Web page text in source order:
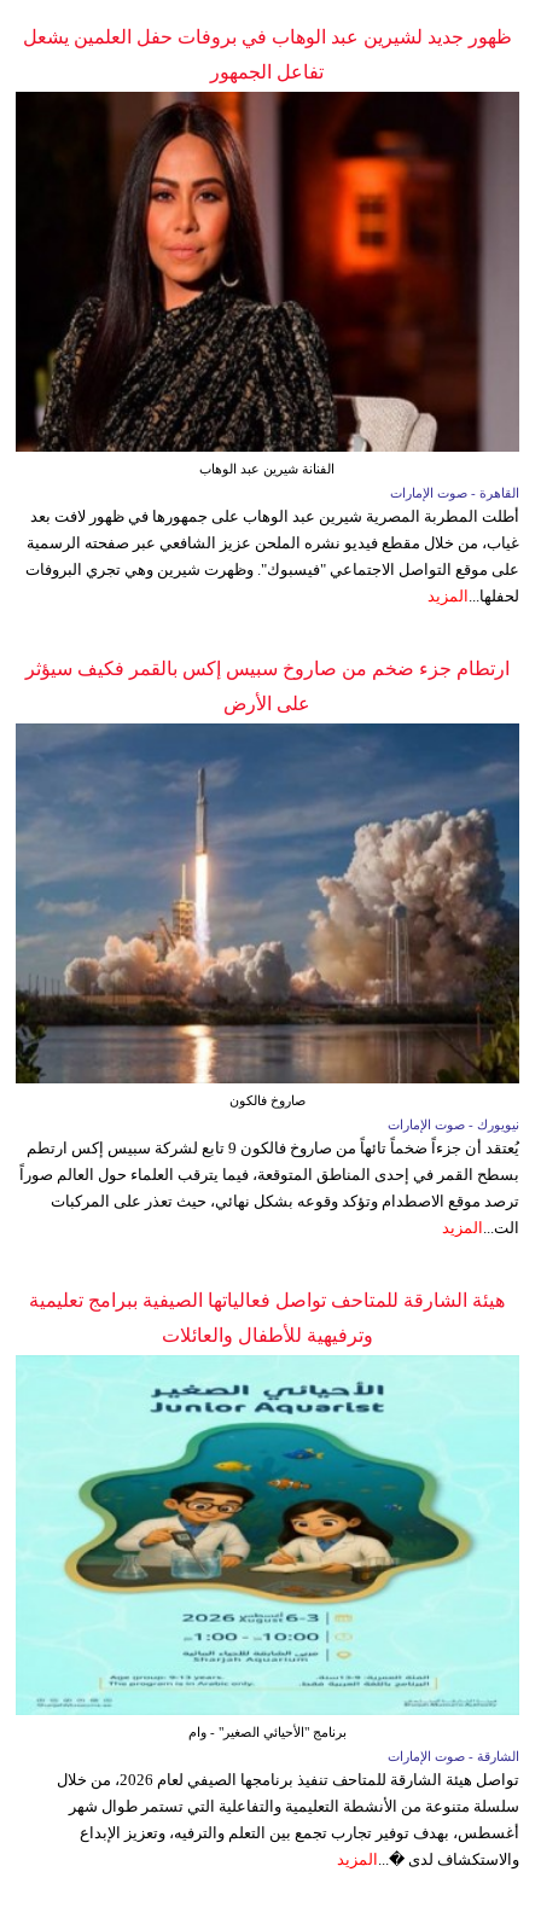
ظهور جديد لشيرين عبد الوهاب في بروفات حفل العلمين يشعل
تفاعل الجمهور
الفنانة شيرين عبد الوهاب
القاهرة - صوت الإمارات
أطلت المطربة المصرية شيرين عبد الوهاب على جمهورها في ظهور لافت بعد
غياب، من خلال مقطع فيديو نشره الملحن عزيز الشافعي عبر صفحته الرسمية
على موقع التواصل الاجتماعي "فيسبوك". وظهرت شيرين وهي تجري البروفات
لحفلها... المزيد
ارتطام جزء ضخم من صاروخ سبيس إكس بالقمر فكيف سيؤثر
على الأرض
صاروخ فالكون
نيويورك - صوت الإمارات
يُعتقد أن جزءاً ضخماً تائهاً من صاروخ فالكون 9 تابع لشركة سبيس إكس ارتطم
بسطح القمر في إحدى المناطق المتوقعة، فيما يترقب العلماء حول العالم صوراً
ترصد موقع الاصطدام وتؤكد وقوعه بشكل نهائي، حيث تعذر على المركبات
الت...
المزيد
هيئة الشارقة للمتاحف تواصل فعالياتها الصيفية ببرامج تعليمية
وترفيهية للأطفال والعائلات
برنامج "الأحيائي الصغير" - وام
الشارقة - صوت الإمارات
تواصل هيئة الشارقة للمتاحف تنفيذ برنامجها الصيفي لعام 2026، من خلال
سلسلة متنوعة من الأنشطة التعليمية والتفاعلية التي تستمر طوال شهر
أغسطس، بهدف توفير تجارب تجمع بين التعلم والترفيه، وتعزيز الإبداع
والاستكشاف لدى �... المزيد